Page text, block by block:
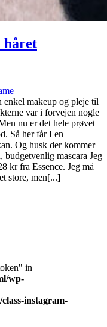
håret
makeup og pleje til
var i forvejen nogle
nu er det hele prøvet
Så her får I en
Og husk der kommer
mascara Jeg
kr fra Essence. Jeg må
store, men[...]
in
wp-
instagram-